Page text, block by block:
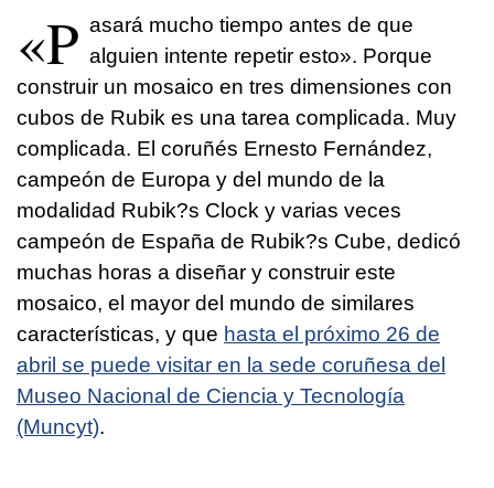
«P asará mucho tiempo antes de que
alguien intente repetir esto». Porque
construir un mosaico en tres dimensiones con
cubos de Rubik es una tarea complicada. Muy
complicada. El coruñés Ernesto Fernández,
campeón de Europa y del mundo de la
modalidad Rubik?s Clock y varias veces
campeón de España de Rubik?s Cube, dedicó
muchas horas a diseñar y construir este
mosaico, el mayor del mundo de similares
características, y que hasta el próximo 26 de
abril se puede visitar en la sede coruñesa del
Museo Nacional de Ciencia y Tecnología
(Muncyt).